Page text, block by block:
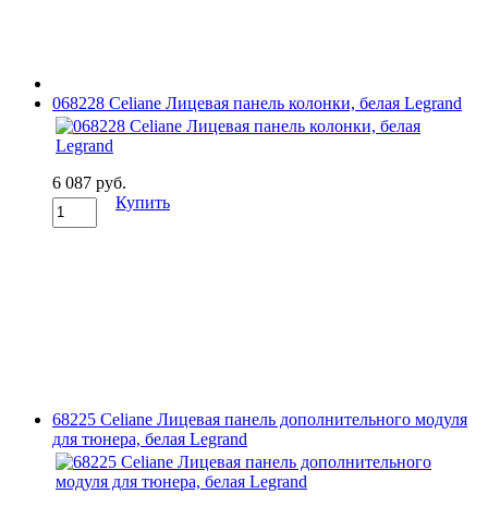
068228 Celiane Лицевая панель колонки, белая Legrand
6 087 руб.
Купить
68225 Celiane Лицевая панель дополнительного модуля
для тюнера, белая Legrand